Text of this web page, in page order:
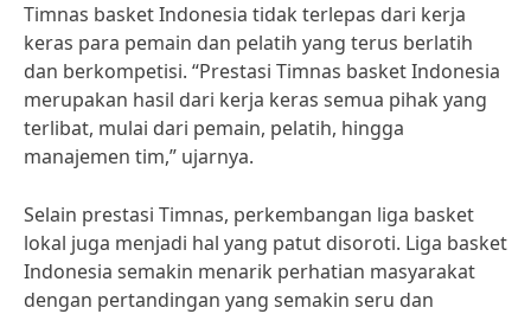
Timnas basket Indonesia tidak terlepas dari kerja
keras para pemain dan pelatih yang terus berlatih
dan berkompetisi. “Prestasi Timnas basket Indonesia
merupakan hasil dari kerja keras semua pihak yang
terlibat, mulai dari pemain, pelatih, hingga
manajemen tim,” ujarnya.
Selain prestasi Timnas, perkembangan liga basket
lokal juga menjadi hal yang patut disoroti. Liga basket
Indonesia semakin menarik perhatian masyarakat
dengan pertandingan yang semakin seru dan